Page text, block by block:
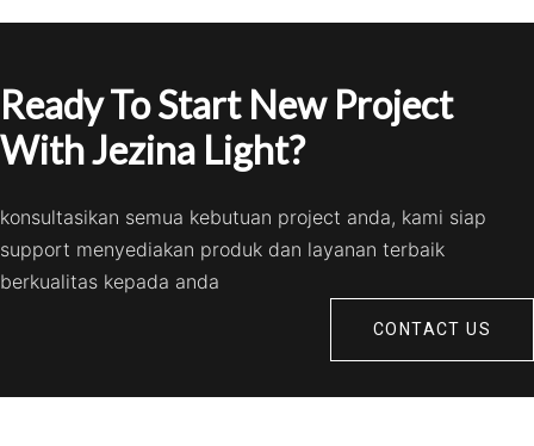
Ready To Start New Project
With Jezina Light?
konsultasikan semua kebutuan project anda, kami siap
support menyediakan produk dan layanan terbaik
berkualitas kepada anda
CONTACT US